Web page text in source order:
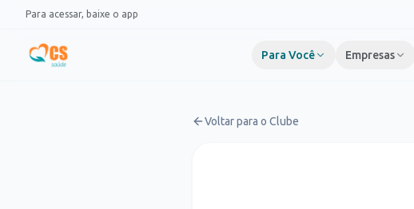
Pular para o conteúdo
Para acessar, baixe o app
Para Você Empresas
Voltar para o Clube